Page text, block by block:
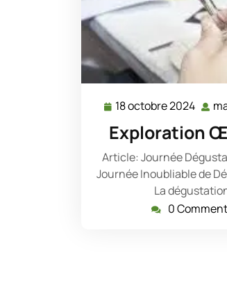
18 octobre 2024 18
octobre
2024
Exploration
Article: Journée
Journée Inoubliable de
La
0